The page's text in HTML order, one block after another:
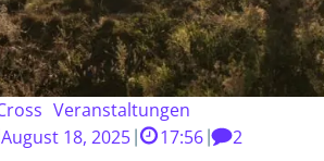
Veranstaltungen
August 18, 2025 17:56 2